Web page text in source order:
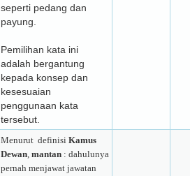
seperti pedang dan
payung.
Pemilihan kata ini
adalah bergantung
kepada konsep dan
kesesuaian
penggunaan kata
tersebut.
Menurut definisi Kamus
Dewan, mantan : dahulunya
pernah menjawat jawatan